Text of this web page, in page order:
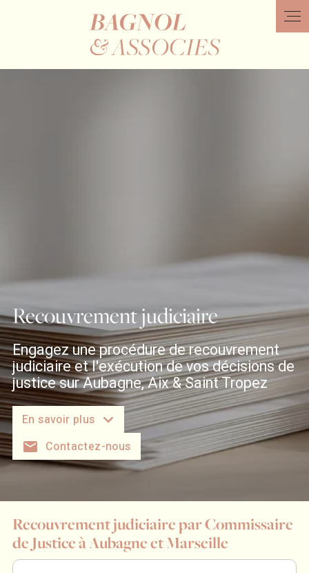
Recouvrement judiciaire
Engagez une procédure de recouvrement
judiciaire et l'exécution de vos décisions de
justice sur Aubagne, Aix & Saint Tropez
En savoir plus
mail Contactez-nous
Recouvrement judiciaire par Commissaire
de Justice à Aubagne et Marseille